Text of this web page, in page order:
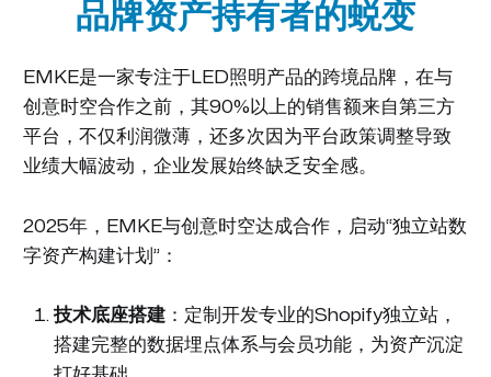
品牌资产持有者的蜕变
EMKE是一家专注于LED照明产品的跨境品牌，在与
创意时空合作之前，其90%以上的销售额来自第三方
平台，不仅利润微薄，还多次因为平台政策调整导致
业绩大幅波动，企业发展始终缺乏安全感。
2025年，EMKE与创意时空达成合作，启动“独立站数
字资产构建计划”：
技术底座搭建：定制开发专业的Shopify独立站，
搭建完整的数据埋点体系与会员功能，为资产沉淀